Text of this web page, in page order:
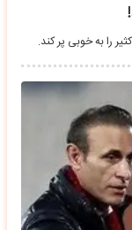
را به خوبی پر کند.